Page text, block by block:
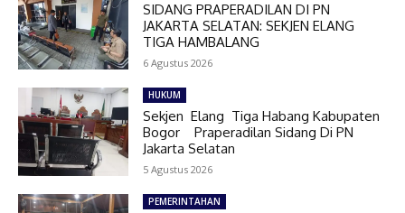
SIDANG PRAPERADILAN DI PN
JAKARTA SELATAN: SEKJEN ELANG
TIGA HAMBALANG
6 Agustus 2026
HUKUM
Sekjen Elang Tiga Habang Kabupaten
Bogor Praperadilan Sidang Di PN
Jakarta Selatan
5 Agustus 2026
PEMERINTAHAN